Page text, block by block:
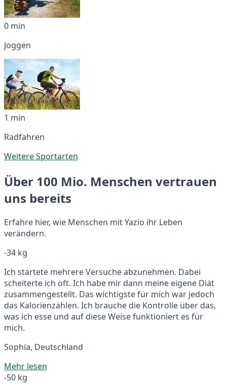
0 min
Joggen
1 min
Radfahren
Weitere Sportarten
Über 100 Mio. Menschen vertrauen
uns bereits
Erfahre hier, wie Menschen mit Yazio ihr Leben
verändern.
-34 kg
Ich startete mehrere Versuche abzunehmen. Dabei
scheiterte ich oft. Ich habe mir dann meine eigene Diät
zusammengestellt. Das wichtigste für mich war jedoch
das Kalorienzählen. Ich brauche die Kontrolle über das,
was ich esse und auf diese Weise funktioniert es für
mich.
Sophia, Deutschland
Mehr lesen
-50 kg